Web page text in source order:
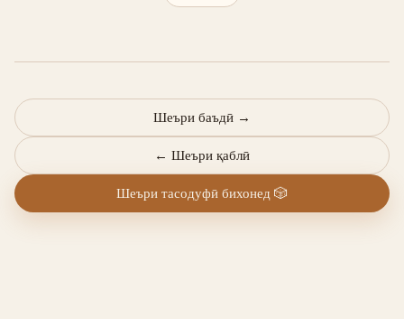
← Шеъри қаблӣ
Шеъри баъдӣ →
Шеъри тасодуфӣ бихонед 🎲